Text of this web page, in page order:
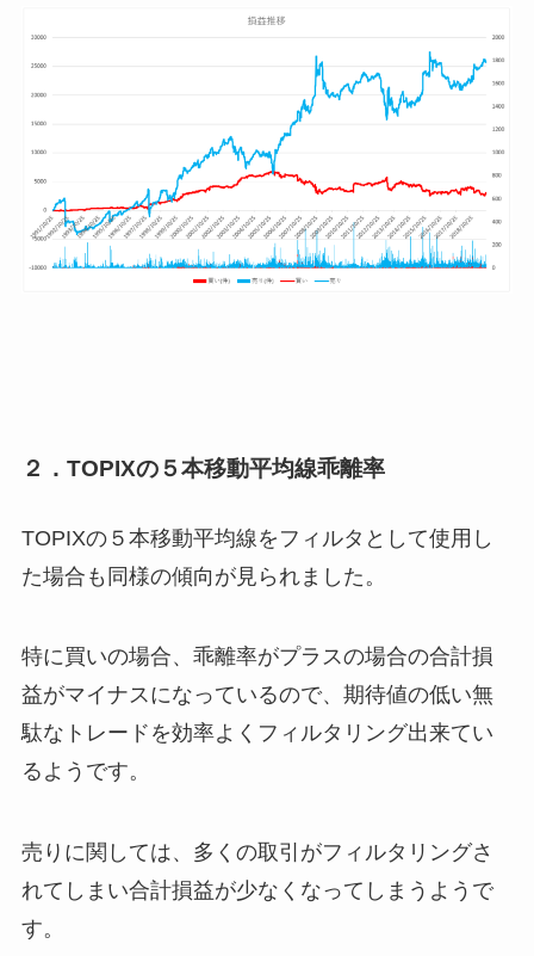
２．TOPIXの５本移動平均線乖離率
TOPIXの５本移動平均線をフィルタとして使用し
た場合も同様の傾向が見られました。
特に買いの場合、乖離率がプラスの場合の合計損
益がマイナスになっているので、期待値の低い無
駄なトレードを効率よくフィルタリング出来てい
るようです。
売りに関しては、多くの取引がフィルタリングさ
れてしまい合計損益が少なくなってしまうようで
す。